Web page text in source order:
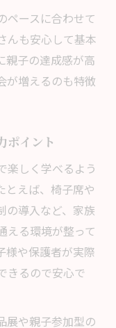
ペースに合わせて
んも安心して基本
親子の達成感が高
が増えるのも特徴
ポイント
楽しく学べるよう
とえば、椅子席や
の導入など、家族
える環境が整って
様や保護者が実際
きるので安心で
展や親子参加型の